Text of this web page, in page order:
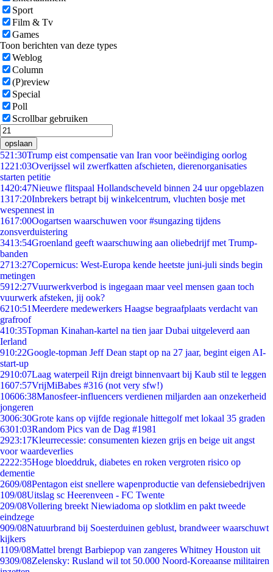
Sport
Film & Tv
Games
Toon berichten van deze types
Weblog
Column
(P)review
Special
Poll
Scrollbar gebruiken
opslaan
521:30Trump eist compensatie van Iran voor beëindiging oorlog
1221:03Overijssel wil zwerfkatten afschieten, dierenorganisaties
starten petitie
1420:47Nieuwe flitspaal Hollandscheveld binnen 24 uur opgeblazen
1317:20Inbrekers betrapt bij winkelcentrum, vluchten bosje met
wespennest in
1617:00Oogartsen waarschuwen voor #sungazing tijdens
zonsverduistering
3413:54Groenland geeft waarschuwing aan oliebedrijf met Trump-
banden
2713:27Copernicus: West-Europa kende heetste juni-juli sinds begin
metingen
5912:27Vuurwerkverbod is ingegaan maar veel mensen gaan toch
vuurwerk afsteken, jij ook?
6210:51Meerdere medewerkers Haagse begraafplaats verdacht van
grafroof
410:35Topman Kinahan-kartel na tien jaar Dubai uitgeleverd aan
Ierland
910:22Google-topman Jeff Dean stapt op na 27 jaar, begint eigen AI-
start-up
2910:07Laag waterpeil Rijn dreigt binnenvaart bij Kaub stil te leggen
1607:57VrijMiBabes #316 (not very sfw!)
10606:38Manosfeer-influencers verdienen miljarden aan onzekerheid
jongeren
3006:30Grote kans op vijfde regionale hittegolf met lokaal 35 graden
6301:03Random Pics van de Dag #1981
2923:17Kleurrecessie: consumenten kiezen grijs en beige uit angst
voor waardeverlies
2222:35Hoge bloeddruk, diabetes en roken vergroten risico op
dementie
2609/08Pentagon eist snellere wapenproductie van defensiebedrijven
109/08Uitslag sc Heerenveen - FC Twente
209/08Vollering breekt Niewiadoma op slotklim en pakt tweede
eindzege
909/08Natuurbrand bij Soesterduinen geblust, brandweer waarschuwt
kijkers
1109/08Mattel brengt Barbiepop van zangeres Whitney Houston uit
9309/08Zelensky: Rusland wil tot 50.000 Noord-Koreaanse militairen